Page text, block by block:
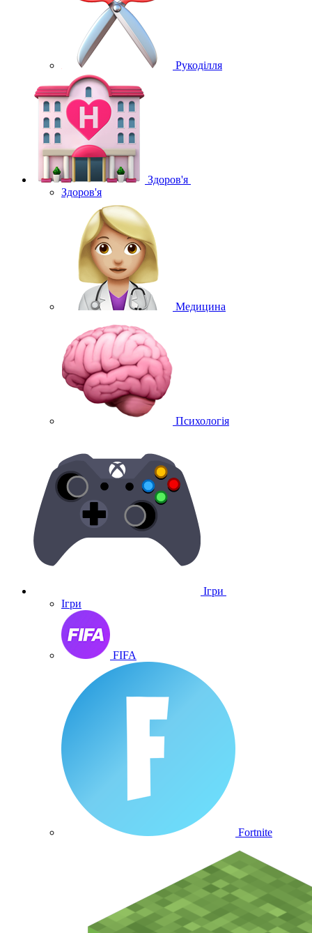
Рукоділля
Здоров'я
Здоров'я
Медицина
Психологія
Ігри
Ігри
FIFA
Fortnite